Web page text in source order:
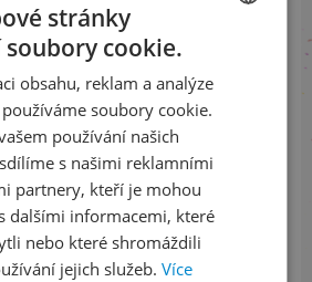
na sociálních sítích
LinkedInflickr
o stavu objednávek
ENGLISH
stránky
cookie.
obsahu, reklam a analýze
soubory cookie.
používání našich
s našimi reklamními
partnery, kteří je mohou
dalšími informacemi, které
nebo které shromáždili
jejich služeb. Více